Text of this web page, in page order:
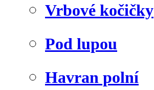
Vrbové kočičky
Pod lupou
Havran polní